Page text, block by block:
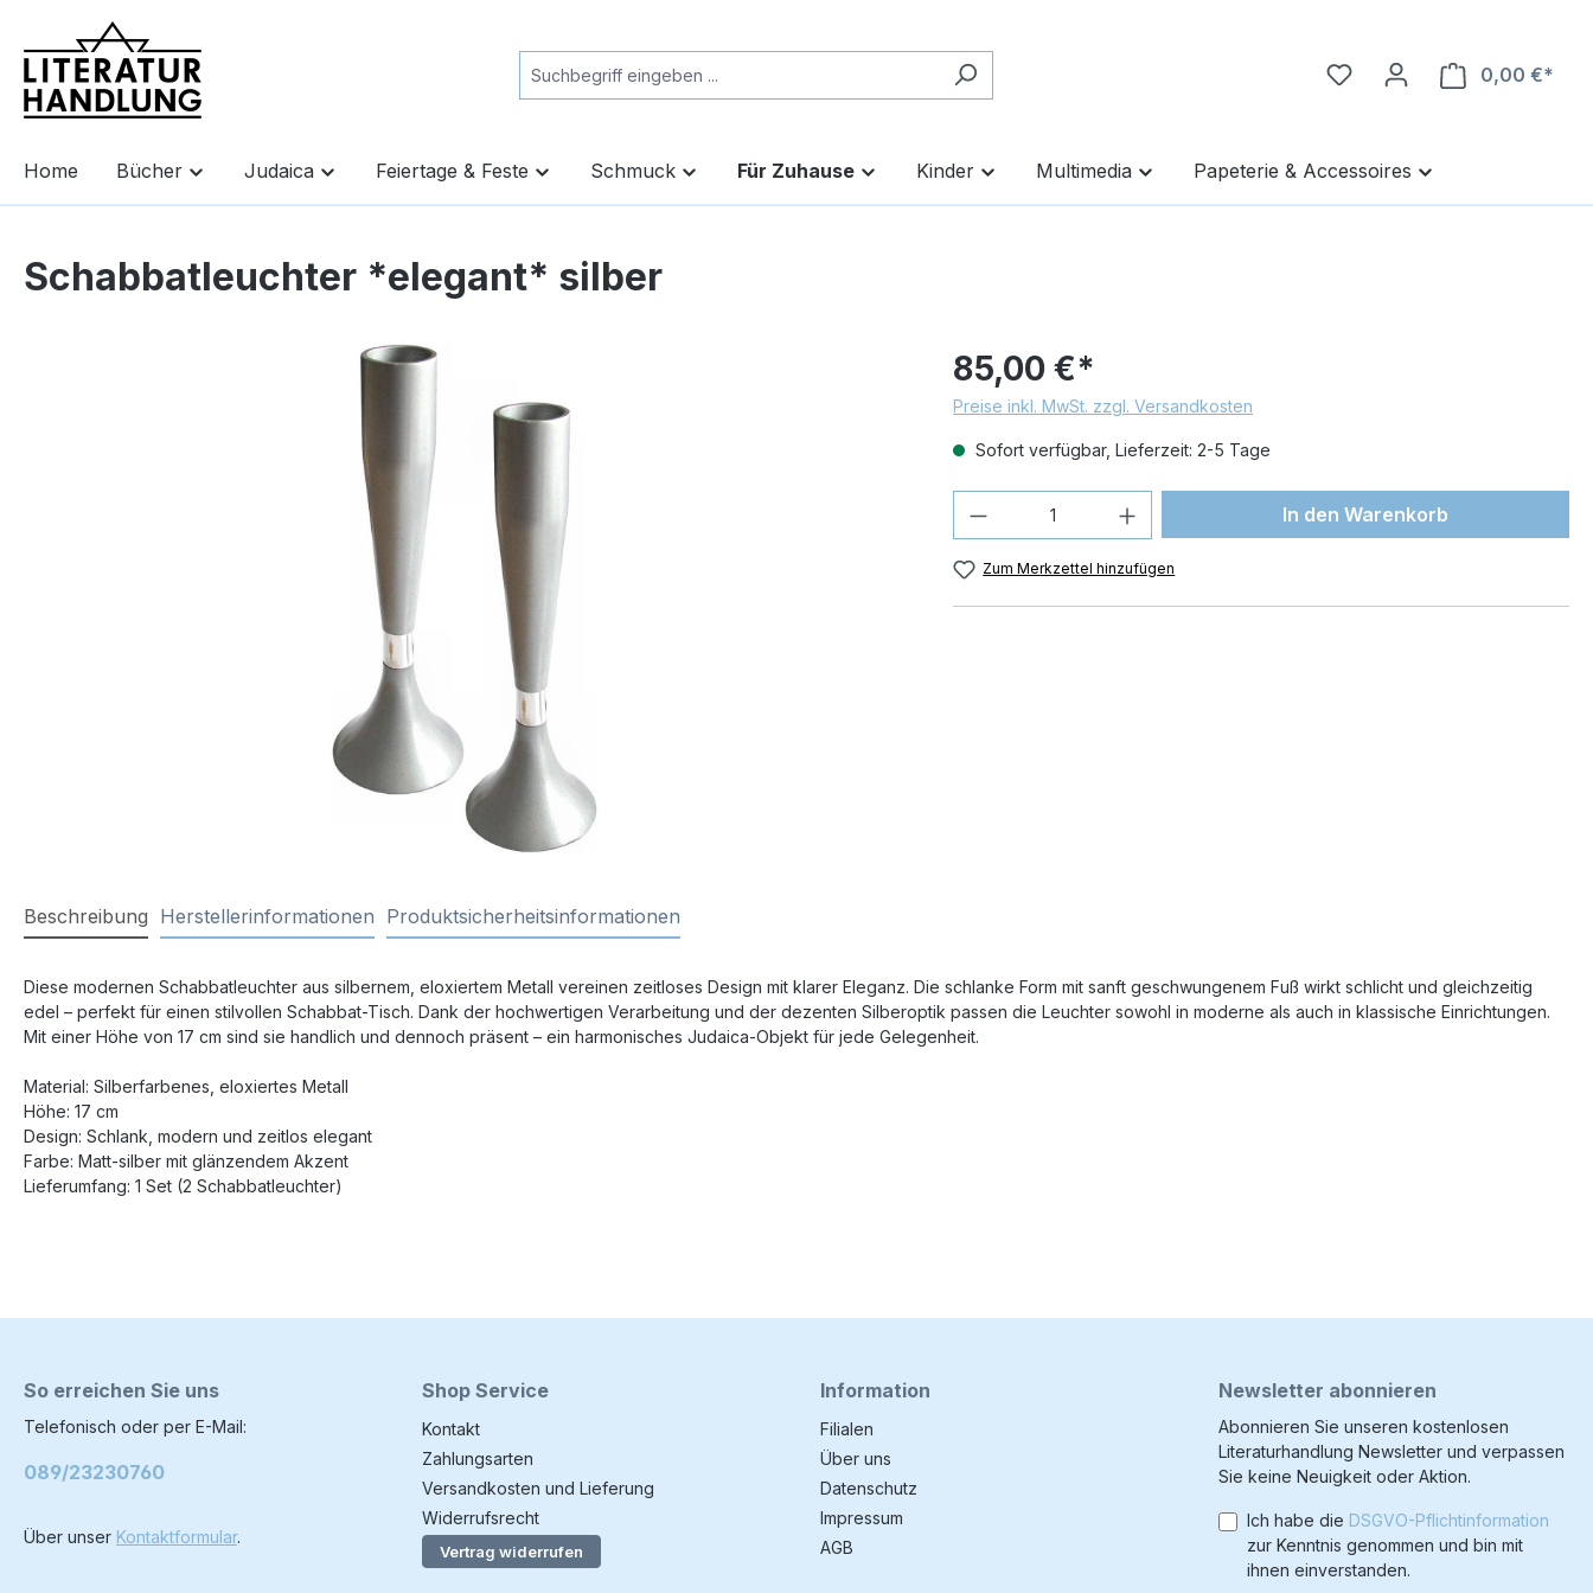
Zur Hauptnavigation springen
0,00 €*
Home Bücher Judaica Feiertage & Feste Schmuck Für Zuhause Kinder Multimedia Papeterie & Accessoires
Schabbatleuchter *elegant* silber
85,00 €*
Preise inkl. MwSt. zzgl. Versandkosten
Sofort verfügbar, Lieferzeit: 2-5 Tage
Produkt Anzahl: Gib den gewünschten Wert
In den Warenkorb
Zum Merkzettel hinzufügen
Beschreibung Herstellerinformationen Produktsicherheitsinformationen
Diese modernen Schabbatleuchter aus silbernem, eloxiertem Metall vereinen zeitloses Design mit klarer Eleganz. Die schlanke Form mit sanft geschwungenem Fuß wirkt schlicht und gleichzeitig
edel – perfekt für einen stilvollen Schabbat-Tisch. Dank der hochwertigen Verarbeitung und der dezenten Silberoptik passen die Leuchter sowohl in moderne als auch in klassische Einrichtungen.
Mit einer Höhe von 17 cm sind sie handlich und dennoch präsent – ein harmonisches Judaica-Objekt für jede Gelegenheit.
Material: Silberfarbenes, eloxiertes Metall
Höhe: 17 cm
Design: Schlank, modern und zeitlos elegant
Farbe: Matt-silber mit glänzendem Akzent
Lieferumfang: 1 Set (2 Schabbatleuchter)
So erreichen Sie uns
Telefonisch oder per E-Mail:
089/23230760
Über unser Kontaktformular.
Shop Service
Kontakt
Zahlungsarten
Versandkosten und Lieferung
Widerrufsrecht
Vertrag widerrufen
Information
Filialen
Über uns
Datenschutz
Impressum
AGB
Newsletter abonnieren
Abonnieren Sie unseren kostenlosen
Literaturhandlung Newsletter und verpassen
Sie keine Neuigkeit oder Aktion.
Ich habe die DSGVO-Pflichtinformation
zur Kenntnis genommen und bin mit
ihnen einverstanden.